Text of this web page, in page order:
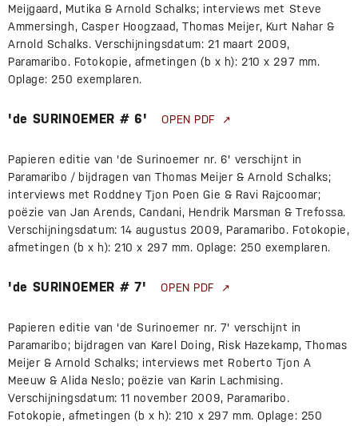
Meijgaard, Mutika & Arnold Schalks; interviews met Steve
Ammersingh, Casper Hoogzaad, Thomas Meijer, Kurt Nahar &
Arnold Schalks. Verschijningsdatum: 21 maart 2009,
Paramaribo. Fotokopie, afmetingen (b x h): 210 x 297 mm.
Oplage: 250 exemplaren.
'de SURINOEMER # 6' OPEN PDF
Papieren editie van 'de Surinoemer nr. 6' verschijnt in
Paramaribo / bijdragen van Thomas Meijer & Arnold Schalks;
interviews met Roddney Tjon Poen Gie & Ravi Rajcoomar;
poëzie van Jan Arends, Candani, Hendrik Marsman & Trefossa.
Verschijningsdatum: 14 augustus 2009, Paramaribo. Fotokopie,
afmetingen (b x h): 210 x 297 mm. Oplage: 250 exemplaren.
'de SURINOEMER # 7' OPEN PDF
Papieren editie van 'de Surinoemer nr. 7' verschijnt in
Paramaribo; bijdragen van Karel Doing, Risk Hazekamp, Thomas
Meijer & Arnold Schalks; interviews met Roberto Tjon A
Meeuw & Alida Neslo; poëzie van Karin Lachmising.
Verschijningsdatum: 11 november 2009, Paramaribo.
Fotokopie, afmetingen (b x h): 210 x 297 mm. Oplage: 250